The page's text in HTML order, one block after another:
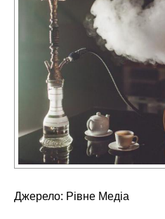
Джерело: Рівне Медіа